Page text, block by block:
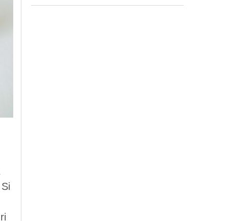
Sua richiesta;